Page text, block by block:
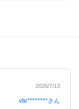
2026/7/13
vte********さん